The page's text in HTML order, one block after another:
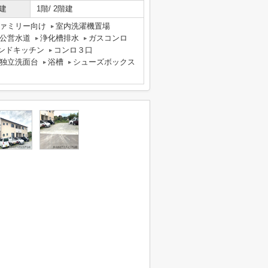
1階/ 2階建
ミリー向け
室内洗濯機置場
公営水道
浄化槽排水
ガスコンロ
ドキッチン
コンロ３口
独立洗面台
浴槽 シューズボックス